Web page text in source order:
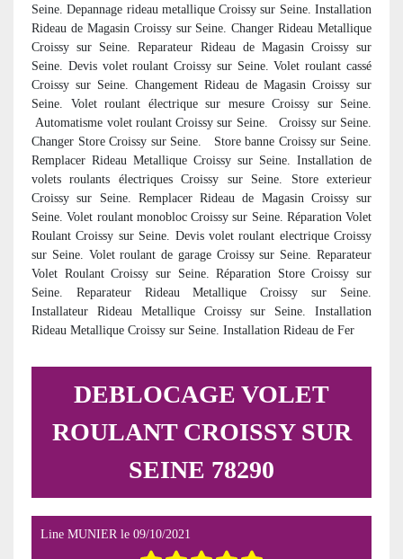
Seine. Depannage rideau metallique Croissy sur Seine. Installation
Rideau de Magasin Croissy sur Seine. Changer Rideau Metallique
Croissy sur Seine. Reparateur Rideau de Magasin Croissy sur
Seine. Devis volet roulant Croissy sur Seine. Volet roulant cassé
Croissy sur Seine. Changement Rideau de Magasin Croissy sur
Seine. Volet roulant électrique sur mesure Croissy sur Seine.
Automatisme volet roulant Croissy sur Seine.
Croissy sur Seine.
Changer Store Croissy sur Seine. Store banne Croissy sur Seine.
Remplacer Rideau Metallique Croissy sur Seine. Installation de
volets roulants électriques Croissy sur Seine. Store exterieur
Croissy sur Seine. Remplacer Rideau de Magasin Croissy sur
Seine. Volet roulant monobloc Croissy sur Seine. Réparation Volet
Roulant Croissy sur Seine. Devis volet roulant electrique Croissy
sur Seine. Volet roulant de garage Croissy sur Seine. Reparateur
Volet Roulant Croissy sur Seine. Réparation Store Croissy sur
Seine. Reparateur Rideau Metallique Croissy sur Seine.
Installateur Rideau Metallique Croissy sur Seine. Installation
Rideau Metallique Croissy sur Seine. Installation Rideau de Fer
DEBLOCAGE VOLET
ROULANT CROISSY SUR
SEINE 78290
Line MUNIER le 09/10/2021